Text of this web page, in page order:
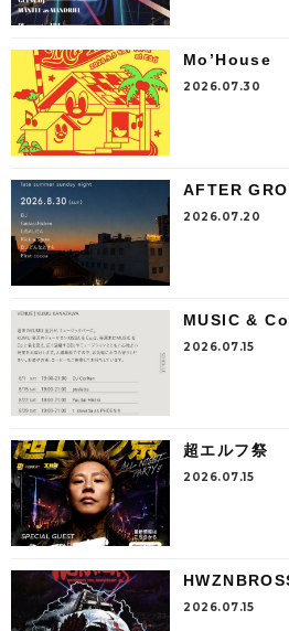
Mo’House
2026.07.30
AFTER
2026.07.20
MUSIC &
2026.07.15
超エルフ祭
2026.07.15
2026.07.15